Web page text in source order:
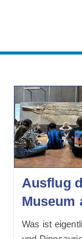
Ausflug
Museum
Was ist